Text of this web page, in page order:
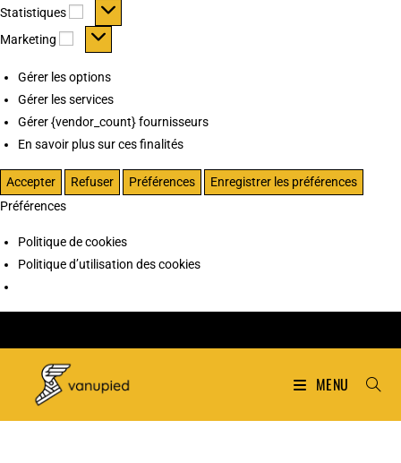
Statistiques Statistiques
Marketing Marketing
Gérer les options
Gérer les services
Gérer {vendor_count} fournisseurs
En savoir plus sur ces finalités
Accepter Refuser Préférences
Enregistrer les préférences
Préférences
Politique de cookies
Politique d’utilisation des cookies
MENU